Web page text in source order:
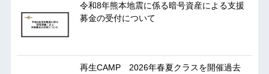
令和8年熊本地震に係る暗号資産による支援
募金の受付について
再生CAMP 2026年春夏クラスを開催過去